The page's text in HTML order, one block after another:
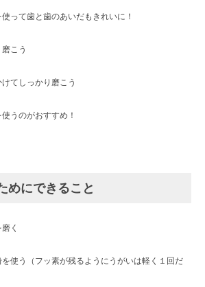
使って歯と歯のあいだもきれいに！
こう
てしっかり磨こう
使うのがおすすめ！
めにできること
く
を使う（フッ素が残るようにうがいは軽く１回だ